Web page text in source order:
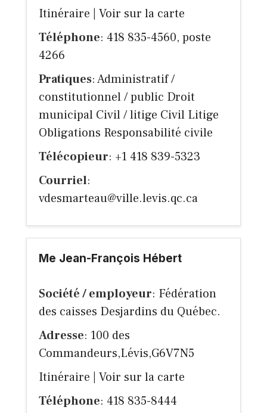
Itinéraire
Voir sur la carte
Téléphone: 418 835-4560, poste
4266
Pratiques: Administratif /
constitutionnel / public Droit
municipal Civil / litige Civil Litige
Obligations Responsabilité civile
Télécopieur: +1 418 839-5323
Courriel:
vdesmarteau@ville.levis.qc.ca
Me Jean-François Hébert
Société / employeur: Fédération
des caisses Desjardins du Québec.
Adresse: 100 des
Commandeurs,Lévis,G6V7N5
Itinéraire
Voir sur la carte
Téléphone: 418 835-8444